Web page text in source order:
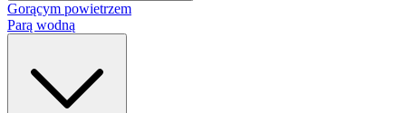
Gorącym powietrzem
Parą wodną